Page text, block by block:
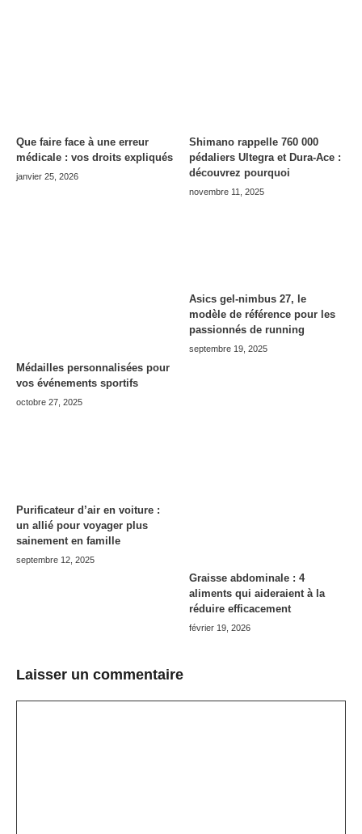
Que faire face à une erreur
médicale : vos droits expliqués
janvier 25, 2026
Shimano rappelle 760 000
pédaliers Ultegra et Dura-Ace :
découvrez pourquoi
novembre 11, 2025
Médailles personnalisées pour
vos événements sportifs
octobre 27, 2025
Asics gel-nimbus 27, le
modèle de référence pour les
passionnés de running
septembre 19, 2025
Purificateur d’air en voiture :
un allié pour voyager plus
sainement en famille
septembre 12, 2025
Graisse abdominale : 4
aliments qui aideraient à la
réduire efficacement
février 19, 2026
Laisser un commentaire